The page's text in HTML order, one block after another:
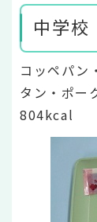
中学校
コッペパン
タン・ポー
804kcal